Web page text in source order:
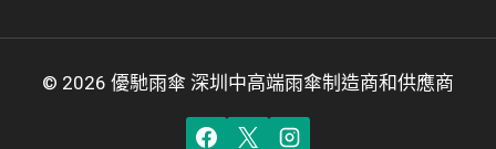
© 2026 優馳雨傘 深圳中高端雨傘制造商和供應商